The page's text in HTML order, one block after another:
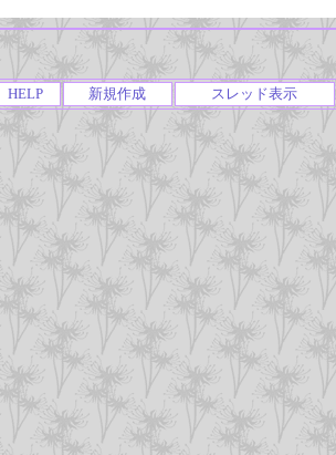
HELP 新規作成 スレッド表示